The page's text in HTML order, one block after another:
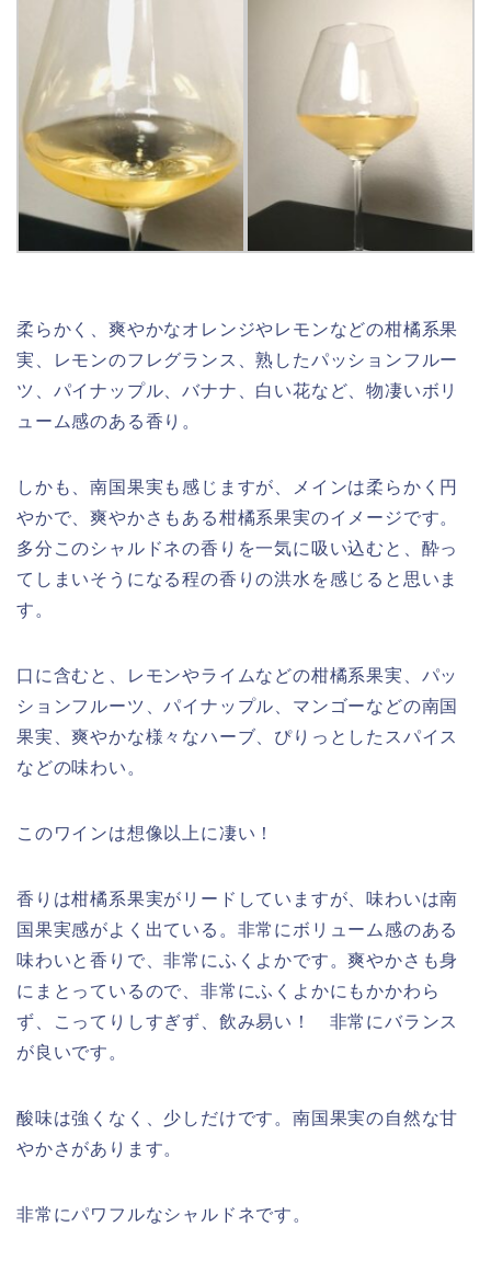
柔らかく、爽やかなオレンジやレモンなどの柑橘系果
実、レモンのフレグランス、熟したパッションフルー
ツ、パイナップル、バナナ、白い花など、物凄いボリ
ューム感のある香り。
しかも、南国果実も感じますが、メインは柔らかく円
やかで、爽やかさもある柑橘系果実のイメージです。
多分このシャルドネの香りを一気に吸い込むと、酔っ
てしまいそうになる程の香りの洪水を感じると思いま
す。
口に含むと、レモンやライムなどの柑橘系果実、パッ
ションフルーツ、パイナップル、マンゴーなどの南国
果実、爽やかな様々なハーブ、ぴりっとしたスパイス
などの味わい。
このワインは想像以上に凄い！
香りは柑橘系果実がリードしていますが、味わいは南
国果実感がよく出ている。非常にボリューム感のある
味わいと香りで、非常にふくよかです。爽やかさも身
にまとっているので、非常にふくよかにもかかわら
ず、こってりしすぎず、飲み易い！ 非常にバランス
が良いです。
酸味は強くなく、少しだけです。南国果実の自然な甘
やかさがあります。
非常にパワフルなシャルドネです。